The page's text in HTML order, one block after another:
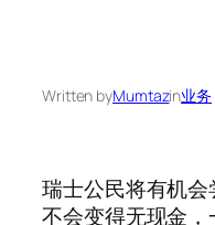
Written byMumtazin业务
瑞士公民将有机
不会变得无现金